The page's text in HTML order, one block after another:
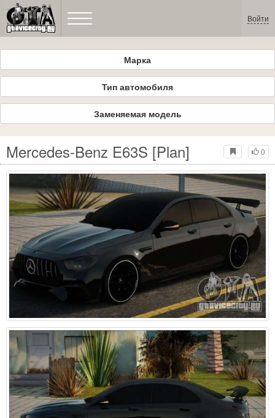
Войти
Марка
Тип автомобиля
Заменяемая модель
0
Mercedes-Benz E63S [Plan]